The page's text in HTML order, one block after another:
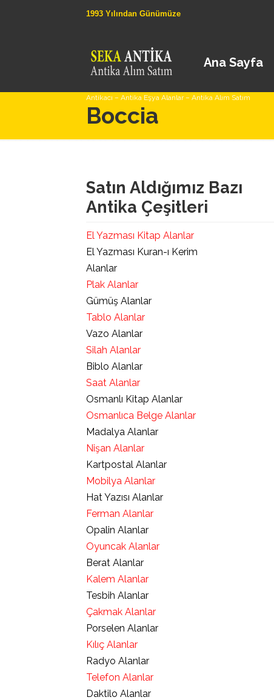
1993 Yılından Günümüze
Antikacı – Antika Eşya Alanlar – Antika Alım Satım
Ana Sayfa
Boccia
Satın Aldığımız Bazı
Antika Çeşitleri
El Yazması Kitap Alanlar
El Yazması Kuran-ı Kerim
Alanlar
Plak Alanlar
Gümüş Alanlar
Tablo Alanlar
Vazo Alanlar
Silah Alanlar
Biblo Alanlar
Saat Alanlar
Osmanlı Kitap Alanlar
Osmanlıca Belge Alanlar
Madalya Alanlar
Nişan Alanlar
Kartpostal Alanlar
Mobilya Alanlar
Hat Yazısı Alanlar
Ferman Alanlar
Opalin Alanlar
Oyuncak Alanlar
Berat Alanlar
Kalem Alanlar
Tesbih Alanlar
Çakmak Alanlar
Porselen Alanlar
Kılıç Alanlar
Radyo Alanlar
Telefon Alanlar
Daktilo Alanlar